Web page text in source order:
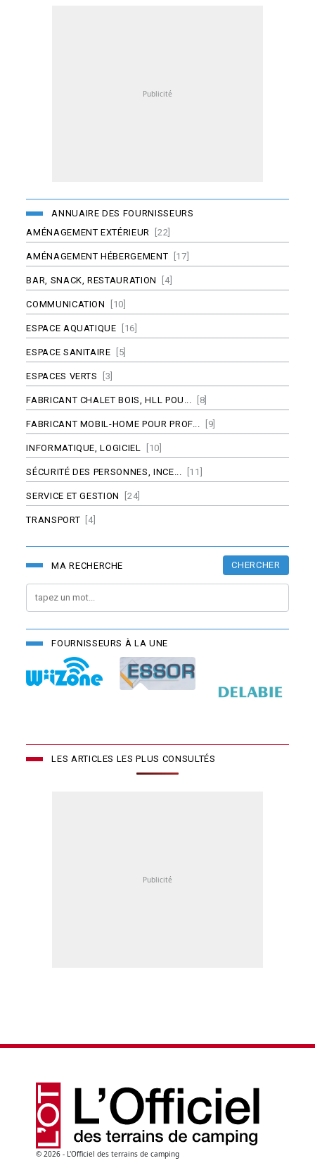
ANNUAIRE DES FOURNISSEURS
AMÉNAGEMENT EXTÉRIEUR [22]
AMÉNAGEMENT HÉBERGEMENT [17]
BAR, SNACK, RESTAURATION [4]
COMMUNICATION [10]
ESPACE AQUATIQUE [16]
ESPACE SANITAIRE [5]
ESPACES VERTS [3]
FABRICANT CHALET BOIS, HLL POU... [8]
FABRICANT MOBIL-HOME POUR PROF... [9]
INFORMATIQUE, LOGICIEL [10]
SÉCURITÉ DES PERSONNES, INCE... [11]
SERVICE ET GESTION [24]
TRANSPORT [4]
MA RECHERCHE CHERCHER
FOURNISSEURS À LA UNE
LES ARTICLES LES PLUS CONSULTÉS
© 2026 - L'Officiel des terrains de camping